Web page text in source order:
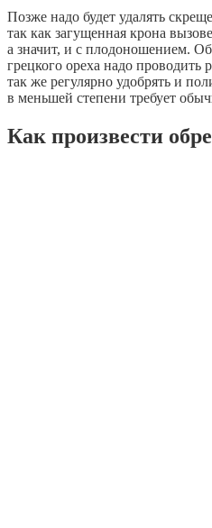
Позже надо будет удалять
так как загущенная крона
а значит, и с плодоношением.
грецкого ореха надо проводить
так же регулярно удобрять и
в меньшей степени требует
Как произвести